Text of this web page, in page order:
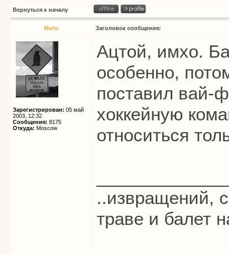
Вернуться к началу
Mario Заголовок сообщения:
Зарегистрирован: 05 май
2003, 12:32
Сообщения: 8175
Откуда: Moscow
Ацтой, имхо.
особенно,
поставил вай-
хоккейную
относиться
..извращений,
траве и балет